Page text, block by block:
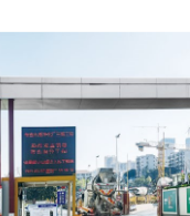
含水率：40%